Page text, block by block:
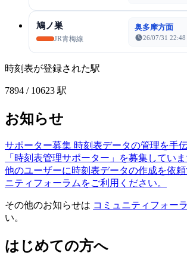
鳩ノ巣
JR青梅線
奥多摩方面
26/07/31 22:48
時刻表が登録された駅
7894 / 10623 駅
お知らせ
サポーター募集 時刻表データの管理を手
「時刻表管理サポーター」を募集していま
他のユーザーに時刻表データの作成を依
ニティフォーラムをご利用ください。
その他のお知らせは コミュニティフォー
い。
はじめての方へ